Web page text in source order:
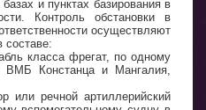
и пунктах базирования в
Контроль обстановки в
осуществляют
составе:
класса фрегат, по одному
ВМБ Констанца и Мангалия,
или речной артиллерийский